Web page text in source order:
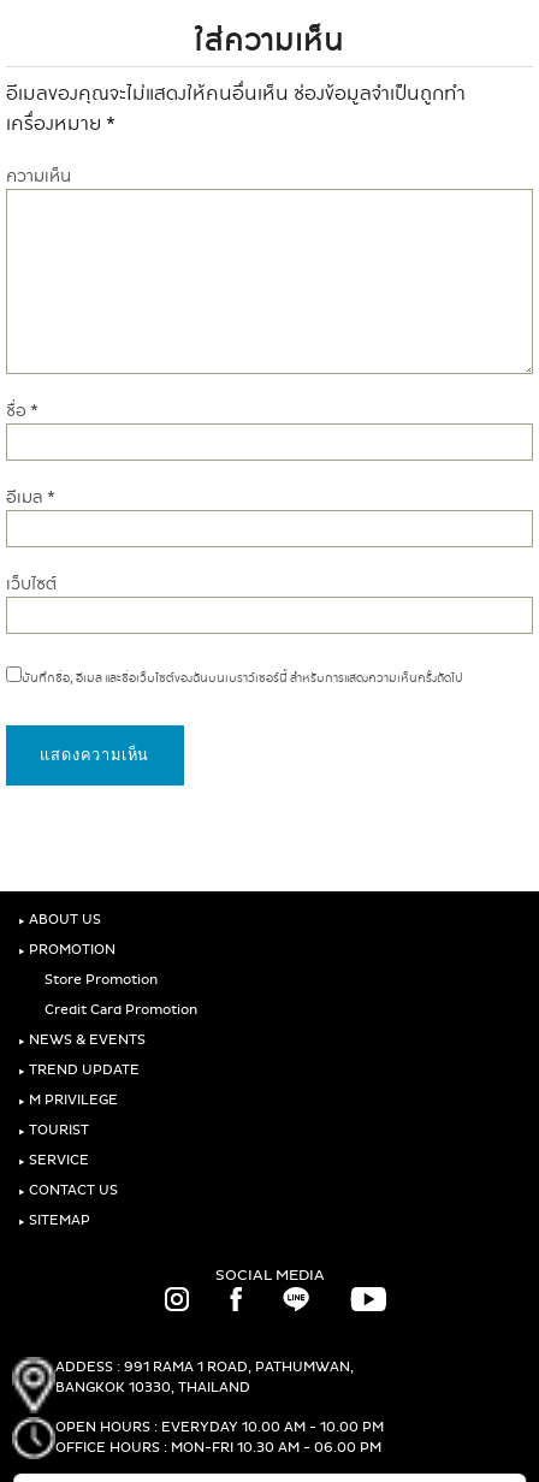
ใส่ความเห็น
อีเมลของคุณจะไม่แสดงให้คนอื่นเห็น ช่องข้อมูลจำเป็นถูกทำ
เครื่องหมาย *
ความเห็น
ชื่อ *
อีเมล *
เว็บไซต์
บันทึกชื่อ, อีเมล และชื่อเว็บไซต์ของฉันบนเบราว์เซอร์นี้ สำหรับการแสดงความเห็นครั้งถัดไป
‣ ABOUT US
‣ PROMOTION
Store Promotion
Credit Card Promotion
‣ NEWS & EVENTS
‣ TREND UPDATE
‣ M PRIVILEGE
‣ TOURIST
‣ SERVICE
‣ CONTACT US
‣ SITEMAP
SOCIAL MEDIA
ADDESS : 991 RAMA 1 ROAD, PATHUMWAN,
BANGKOK 10330, THAILAND
OPEN HOURS : EVERYDAY 10.00 AM - 10.00 PM
OFFICE HOURS : MON-FRI 10.30 AM - 06.00 PM